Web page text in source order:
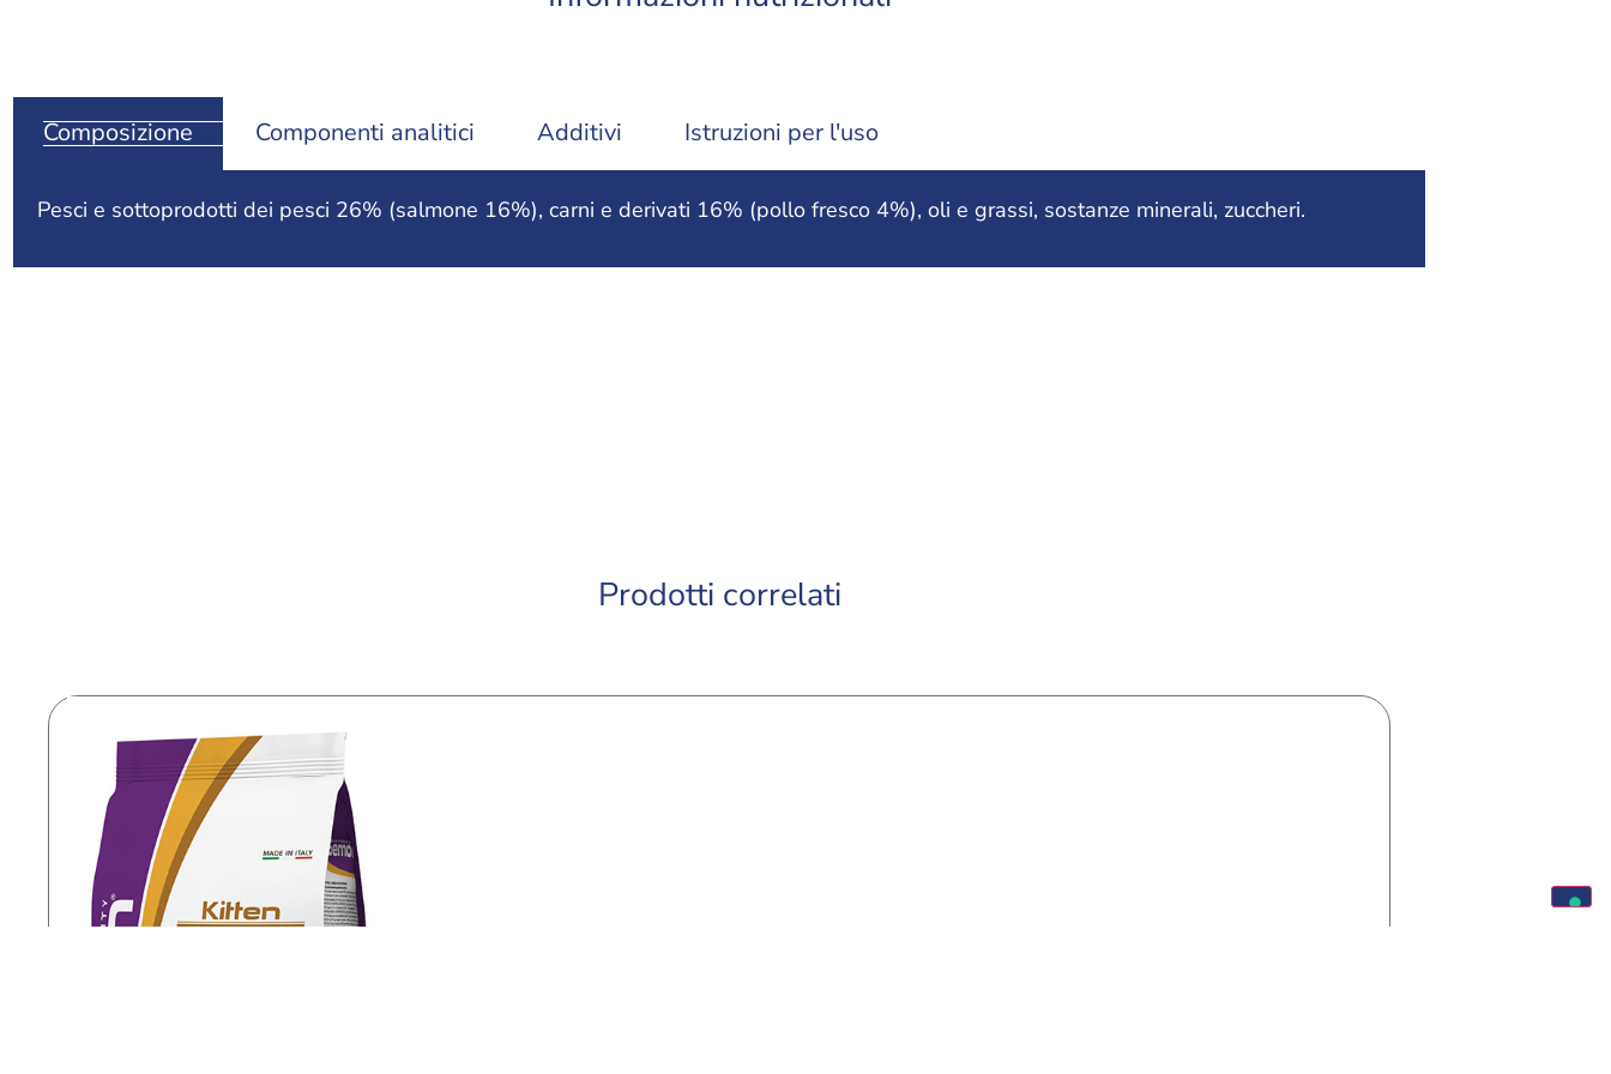
Composizione Componenti analitici Additivi Istruzioni per l'uso
Pesci e sottoprodotti dei pesci 26% (salmone 16%), carni e derivati 16% (pollo fresco 4%), oli e grassi, sostanze minerali, zuccheri.
Prodotti correlati